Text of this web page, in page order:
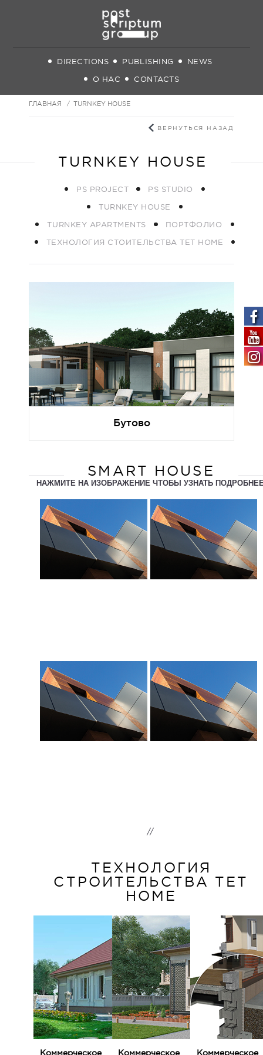
DIRECTIONS PUBLISHING NEWS
О НАС CONTACTS
ГЛАВНАЯ TURNKEY HOUSE
ВЕРНУТЬСЯ НАЗАД
TURNKEY HOUSE
PS PROJECT PS STUDIO
TURNKEY HOUSE
TURNKEY APARTMENTS ПОРТФОЛИО
ТЕХНОЛОГИЯ СТОИТЕЛЬСТВА TET HOME
Бутово
SMART HOUSE
НАЖМИТЕ НА ИЗОБРАЖЕНИЕ ЧТОБЫ УЗНАТЬ
//
ТЕХНОЛОГИЯ
СТРОИТЕЛЬСТВА TET
HOME
Коммерческое Коммерческое Коммерческое